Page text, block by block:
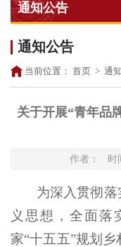
通知公告
通知公告
当前位置： 首页 > 通
关于开展“青年品
作者： 时
为深入贯彻
义思想，全面落
家“十五五”规划